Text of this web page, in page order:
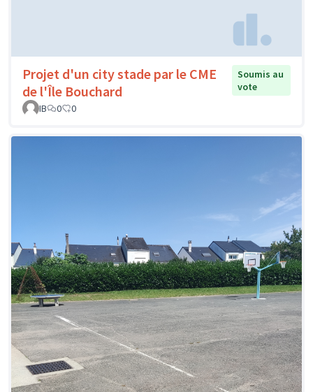
Projet d'un city stade par le CME
de l'Île Bouchard
Soumis au
vote
IB
0 0